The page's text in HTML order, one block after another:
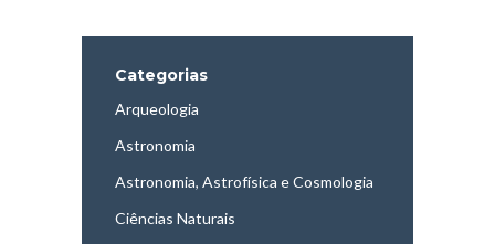
Categorias
Arqueologia
Astronomia
Astronomia, Astrofísica e Cosmologia
Ciências Naturais